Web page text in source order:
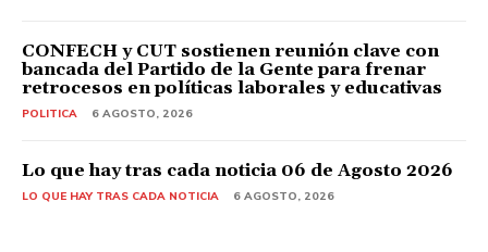
CONFECH y CUT sostienen reunión clave con
bancada del Partido de la Gente para frenar
retrocesos en políticas laborales y educativas
POLITICA 6 AGOSTO, 2026
Lo que hay tras cada noticia 06 de Agosto 2026
LO QUE HAY TRAS CADA NOTICIA 6 AGOSTO, 2026